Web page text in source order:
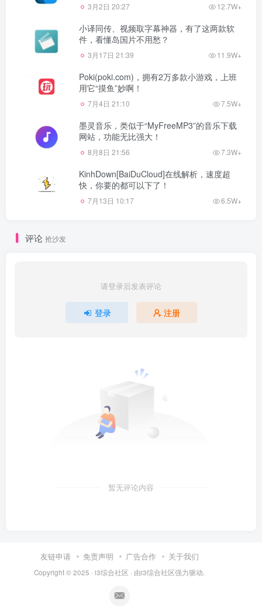
3月2日 20:27 12.7W+
小译同传、视频取字幕神器，有了这两款软
件，看懂岛国片不用愁？
3月17日 21:39 11.9W+
Poki(poki.com)，拥有2万多款小游戏，上班
用它“摸鱼”妙啊！
7月4日 21:10 7.5W+
墨灵音乐，类似于“MyFreeMP3”的音乐下载
网站，功能无比强大！
8月8日 21:56 7.3W+
KinhDown[BaiDuCloud]在线解析，速度超
快，你要的都可以下了！
7月13日 10:17 6.5W+
评论 抢沙发
请登录后发表评论
登录 注册
暂无评论内容
友链申请 免责声明 广告合作 关于我们
Copyright © 2025 · i3综合社区 · 由i3综合社区强力驱动.